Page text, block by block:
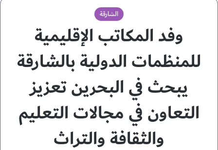
الشارقة
وفد المكاتب الإقليمية
للمنظمات الدولية بالشارقة
يبحث في البحرين تعزيز
التعاون في مجالات التعليم
والثقافة والتراث